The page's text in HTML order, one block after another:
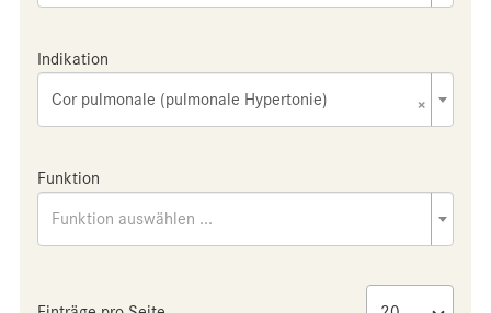
Indikation
×
Cor pulmonale (pulmonale Hypertonie)
Funktion
Funktion auswählen ...